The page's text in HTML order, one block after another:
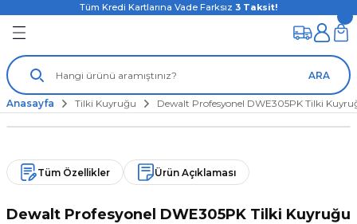
Tüm Kredi Kartlarına Vade Farksız 3 Taksit!
ARA
Anasayfa Tilki Kuyruğu Dewalt Profesyonel DWE305PK Tilki
Tüm Özellikler Ürün Açıklaması
Dewalt Profesyonel DWE305PK Tilki Kuyruğu